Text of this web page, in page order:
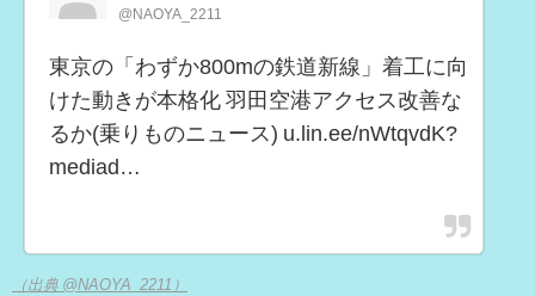
@NAOYA_2211
東京の「わずか800mの鉄道新線」着工に向
けた動きが本格化 羽田空港アクセス改善な
るか(乗りものニュース) u.lin.ee/nWtqvdK?
mediad…
（出典 @NAOYA_2211）